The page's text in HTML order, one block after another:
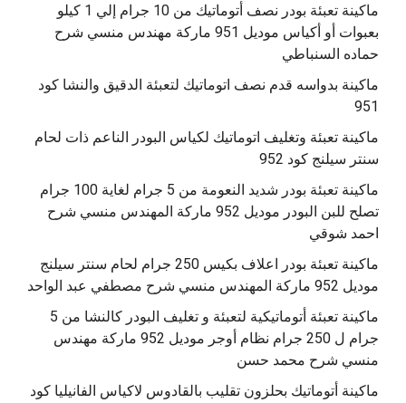
ماكينة تعبئة بودر نصف أتوماتيك من 10 جرام إلي 1 كيلو
بعبوات أو أكياس موديل 951 ماركة مهندس منسي شرح
حماده السنباطي
ماكينة بدواسه قدم نصف اتوماتيك لتعبئة الدقيق والنشا كود
951
ماكينة تعبئة وتغليف اتوماتيك لكياس البودر الناعم ذات لحام
سنتر سيلنج كود 952
ماكينة تعبئة بودر شديد النعومة من 5 جرام لغاية 100 جرام
تصلح للبن البودر موديل 952 ماركة المهندس منسي شرح
احمد شوقي
ماكينة تعبئة بودر اعلاف بكيس 250 جرام لحام سنتر سيلنج
موديل 952 ماركة المهندس منسي شرح مصطفي عبد الواحد
ماكينة تعبئة أتوماتيكية لتعبئة و تغليف البودر كالنشا من 5
جرام ل 250 جرام نظام أوجر موديل 952 ماركة مهندس
منسي شرح محمد حسن
‫ماكينة أتوماتيك بحلزون تقليب بالقادوس لاكياس الفانيليا كود